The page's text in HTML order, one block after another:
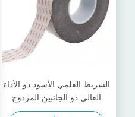
الشريط الفلمي الأسود ذو الأداء
العالي ذو الجانبين المزدوج
TESA 61350 50μm